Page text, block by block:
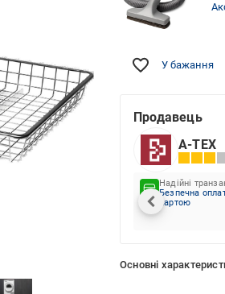
У бажання
Продавець
A-TEX
Надійні
Безпечна
картою
Основні